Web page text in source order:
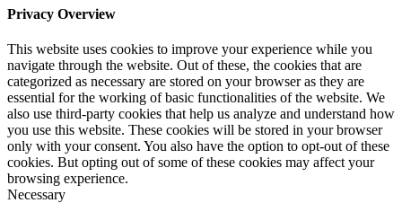
Privacy Overview
This website uses cookies to improve your experience while you
navigate through the website. Out of these, the cookies that are
categorized as necessary are stored on your browser as they are
essential for the working of basic functionalities of the website. We
also use third-party cookies that help us analyze and understand how
you use this website. These cookies will be stored in your browser
only with your consent. You also have the option to opt-out of these
cookies. But opting out of some of these cookies may affect your
browsing experience.
Necessary